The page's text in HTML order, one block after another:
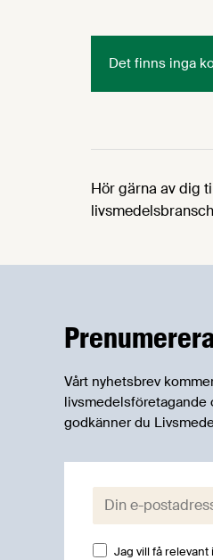
Det finns inga
Hör gärna av dig
Vårt nyhetsbrev
livsmedelsföretagande
godkänner du
E-post:
Jag vill få